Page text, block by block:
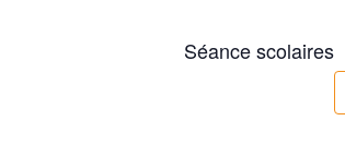
Séance scolaires